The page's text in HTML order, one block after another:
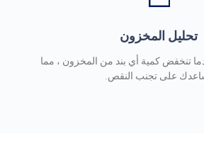
تحليل المخزون
تنخفض كمية أي بند من المخزون ، مما
على تجنب النقص.